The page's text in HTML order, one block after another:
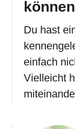
können
Du hast
einfach
Vielleicht